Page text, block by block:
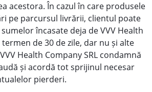
acestora. În cazul în care produsele
pe parcursul livrării, clientul poate
încasate deja de VVV Health
termen de 30 de zile, dar nu și alte
Health Company SRL condamnă
și acordă tot sprijinul necesar
pierderi.